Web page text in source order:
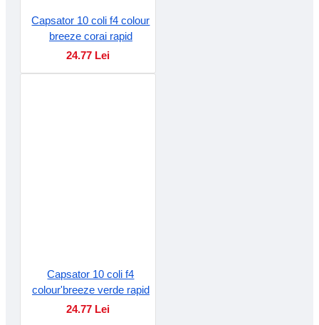
Capsator 10 coli f4 colour
breeze corai rapid
24.77 Lei
Capsator 10 coli f4
colour'breeze verde rapid
24.77 Lei